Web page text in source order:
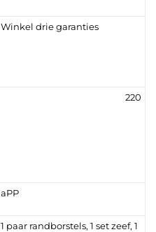
Winkel drie garanties
220
aPP
1 paar randborstels, 1 set zeef, 1